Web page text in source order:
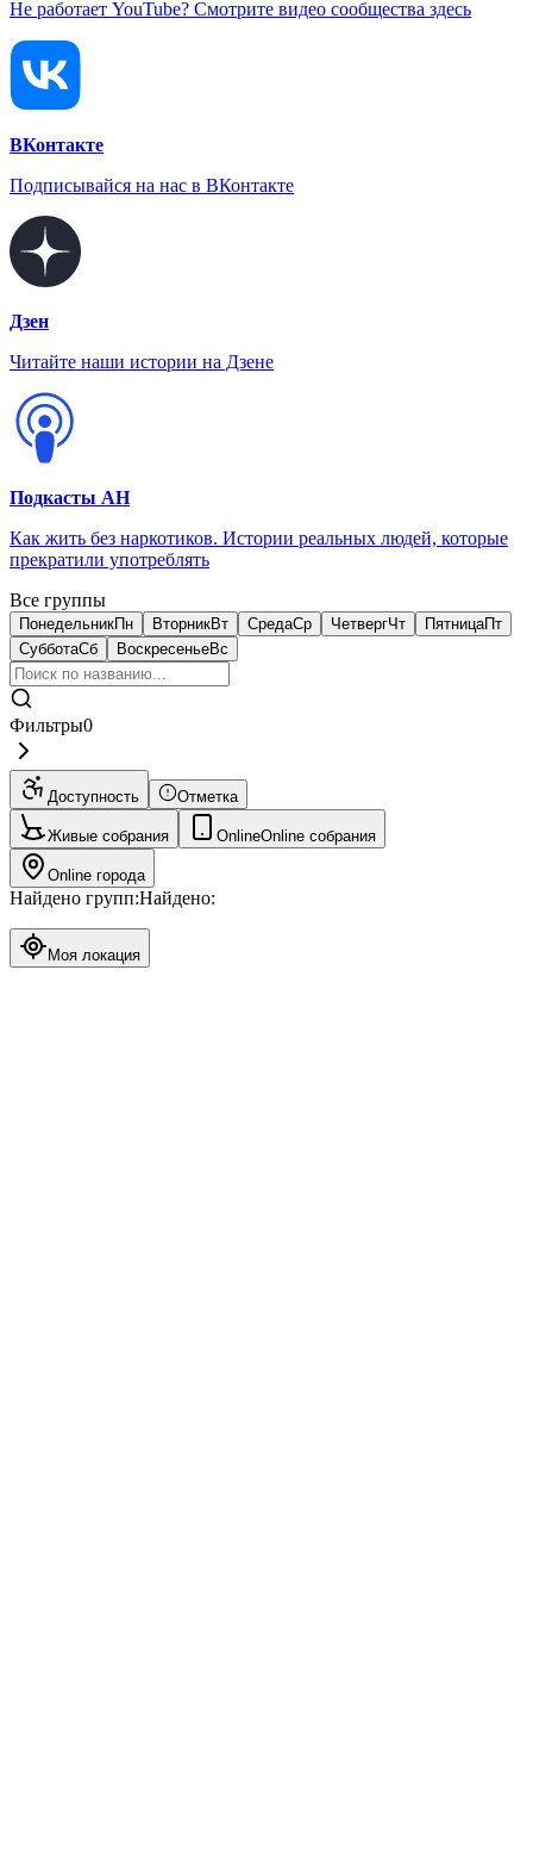
Не работает YouTube? Смотрите видео сообщества здесь
ВКонтакте
Подписывайся на нас в ВКонтакте
Дзен
Читайте наши истории на Дзене
Подкасты АН
Как жить без наркотиков. Истории реальных людей, которые
прекратили употреблять
Все группы
ПонедельникПн ВторникВт СредаСр ЧетвергЧт ПятницаПт
СубботаСб ВоскресеньеВс
Фильтры0
Доступность Отметка
Живые собрания OnlineOnline собрания
Online города
Найдено групп:Найдено:
Моя локация